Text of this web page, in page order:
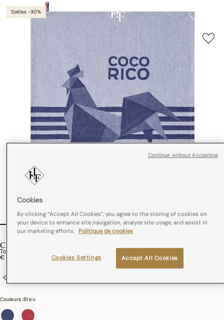
Soldes -30%
COCO-RICO
Torchon Elysée Coton
€ 25,00
Couleurs :Bleu
Cookies
By clicking “Accept All Cookies”, you agree to the storing of cookies on
your device to enhance site navigation, analyze site usage, and assist in
our marketing efforts. Politique de cookies
Accept All Cookies
Cookies Settings
Continue without Accepting